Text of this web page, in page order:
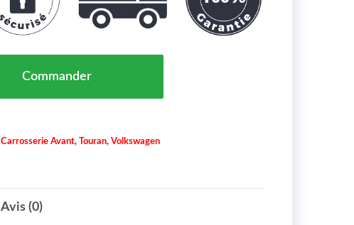
Commander
Carrosserie Avant, Touran, Volkswagen
Avis (0)